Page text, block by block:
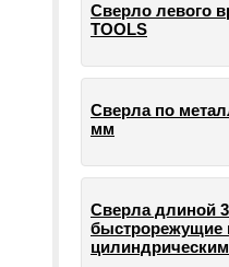
Сверло левого
TOOLS
Сверла по
мм
Сверла длиной
быстрорежущие